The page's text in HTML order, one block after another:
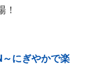
！
にぎやかで楽